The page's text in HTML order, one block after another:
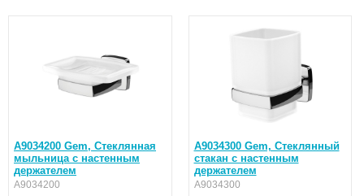
A9034200 Gem, Стеклянная
мыльница с настенным
держателем
A9034200
A9034300 Gem, Стеклянный
стакан с настенным
держателем
A9034300